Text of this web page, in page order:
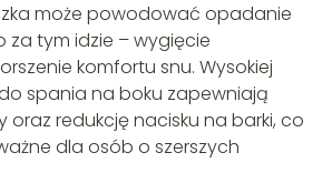
może powodować opadanie
za tym idzie – wygięcie
komfortu snu. Wysokiej
spania na boku zapewniają
oraz redukcję nacisku na barki, co
dla osób o szerszych